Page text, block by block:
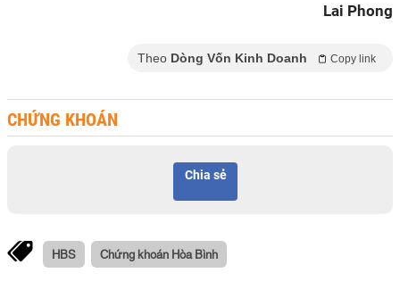
Lai Phong
Theo Dòng Vốn Kinh Doanh Copy link
CHỨNG KHOÁN
Chia sẻ
HBS Chứng khoán Hòa Bình